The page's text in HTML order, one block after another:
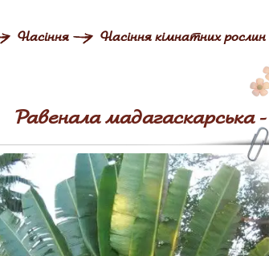
Насіння Насіння кімнатних рослин
Равенала